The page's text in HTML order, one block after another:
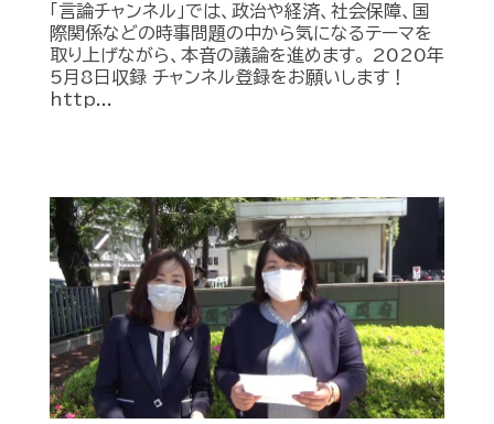
「言論チャンネル」では、政治や経済、社会保障、国
際関係などの時事問題の中から気になるテーマを
取り上げながら、本音の議論を進めます。 2020年
5月8日収録 チャンネル登録をお願いします！
http...